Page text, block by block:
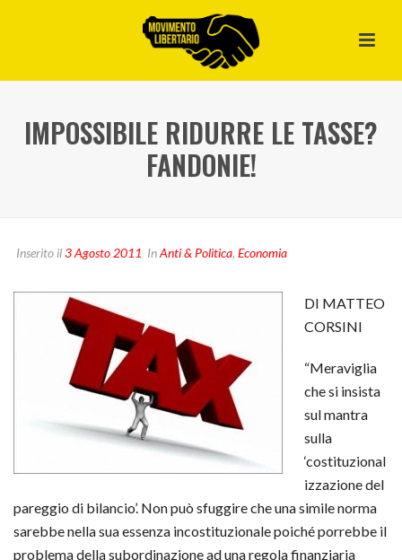
IMPOSSIBILE RIDURRE LE TASSE?
FANDONIE!
Inserito il3 Agosto 2011 InAnti & Politica, Economia
DI MATTEO
CORSINI
“Meraviglia
che si insista
sul mantra
sulla
‘costituzional
izzazione del
pareggio di bilancio’. Non può sfuggire che una simile norma
sarebbe nella sua essenza incostituzionale poiché porrebbe il
problema della subordinazione ad una regola finanziaria